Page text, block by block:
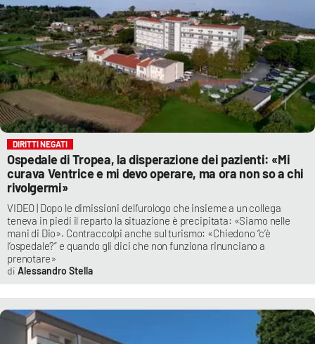
DIRITTI NEGATI
Ospedale di Tropea, la disperazione dei pazienti: «Mi
curava Ventrice e mi devo operare, ma ora non so a chi
rivolgermi»
VIDEO | Dopo le dimissioni dell’urologo che insieme a un collega
teneva in piedi il reparto la situazione è precipitata: «Siamo nelle
mani di Dio». Contraccolpi anche sul turismo: «Chiedono “c’è
l’ospedale?” e quando gli dici che non funziona rinunciano a
prenotare»
Alessandro Stella